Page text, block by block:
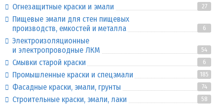
Огнезащитные краски и эмали 27
Пищевые эмали для стен пищевых
производств, емкостей и металла
6
Электроизоляционные
и электропроводные ЛКМ
54
Смывки старой краски 6
Промышленные краски и спецэмали 185
Фасадные краски, эмали, грунты 74
Строительные краски, эмали, лаки 58